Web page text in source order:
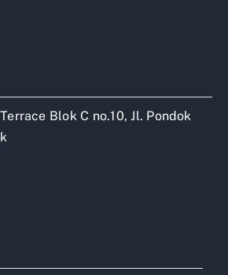
Blok C no.10, Jl. Pondok